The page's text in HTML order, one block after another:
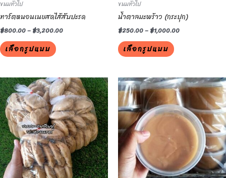
ขนมทั่วไป
ทาร์ตหนอนเนยสดไส้สับปะรด
฿800.00–฿3,200.00
เลือกรูปแบบ
on
the
product
page
ขนมทั่วไป
น้ำตาลมะพร้าว (กระปุก)
฿250.00–฿1,000.00
เลือกรูปแบบ
on
the
product
page
This
product
has
multiple
variants.
The
options
may
This
product
has
multiple
variants.
options
may